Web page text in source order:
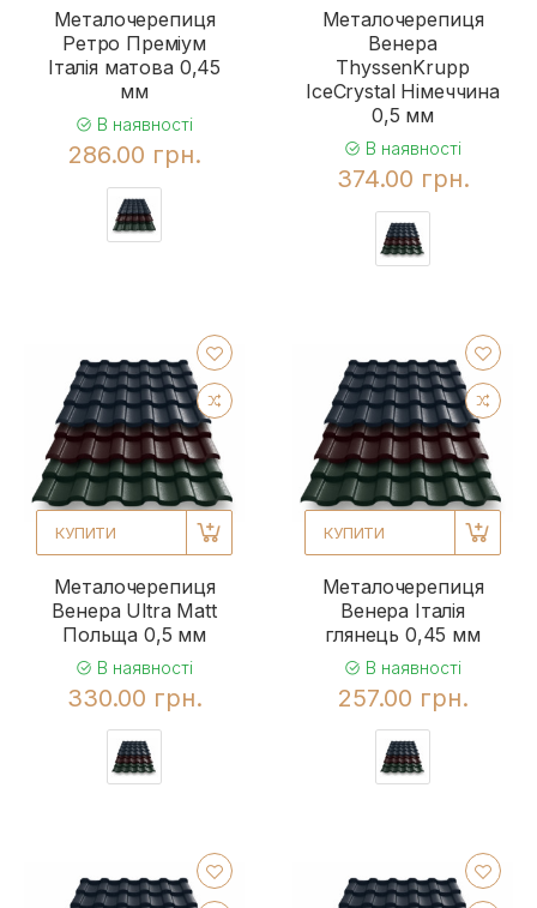
Металочерепиця
Ретро Преміум
Італія матова 0,45
мм
В наявності
286.00 грн.
Металочерепиця
Венера
ThyssenKrupp
IceCrystal Німеччина
0,5 мм
В наявності
374.00 грн.
КУПИТИ
Металочерепиця
Венера Ultra Matt
Польща 0,5 мм
В наявності
330.00 грн.
КУПИТИ
Металочерепиця
Венера Італія
глянець 0,45 мм
В наявності
257.00 грн.